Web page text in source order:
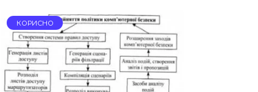
КОРИСНО